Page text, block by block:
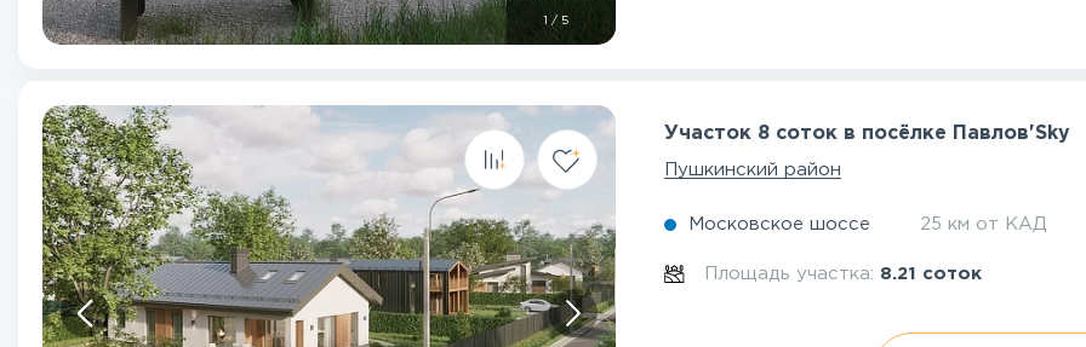
/5
Участок 8 соток в посёлке Павлов'Sky
Пушкинский район
Московское шоссе 25 км от КАД
Площадь участка: 8.21 соток